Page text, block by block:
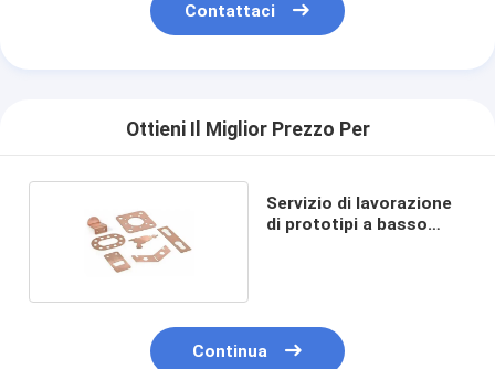
Contattaci
Ottieni Il Miglior Prezzo Per
Servizio di lavorazione
di prototipi a basso
Continua